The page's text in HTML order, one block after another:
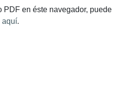
PDF en éste navegador, puede
aquí.